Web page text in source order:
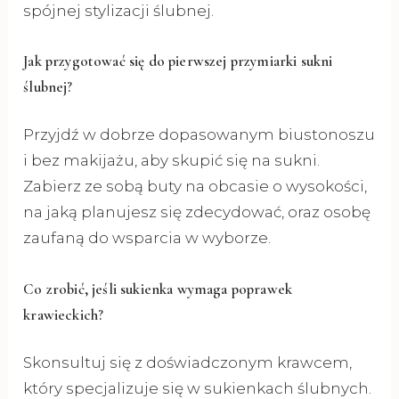
spójnej stylizacji ślubnej.
Jak przygotować się do pierwszej przymiarki sukni
ślubnej?
Przyjdź w dobrze dopasowanym biustonoszu
i bez makijażu, aby skupić się na sukni.
Zabierz ze sobą buty na obcasie o wysokości,
na jaką planujesz się zdecydować, oraz osobę
zaufaną do wsparcia w wyborze.
Co zrobić, jeśli sukienka wymaga poprawek
krawieckich?
Skonsultuj się z doświadczonym krawcem,
który specjalizuje się w sukienkach ślubnych.